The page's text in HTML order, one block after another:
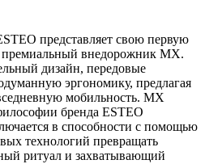
представляет свою первую
премиальный внедорожник MX.
дизайн, передовые
эргономику, предлагая
мобильность. MX
бренда ESTEO
в способности с помощью
технологий превращать
ритуал и захватывающий